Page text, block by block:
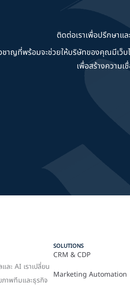
ติดต่อเราเพื่อปรึกษาแ
ชาญที่พร้อมจะช่วยให้บริษัทของคุณมีเ
เพื่อสร้างความ
ะ AI เราเปลี่ยน
ภาพทีมและธุรกิจ
SOLUTIONS
CRM & CDP
Marketing Automation